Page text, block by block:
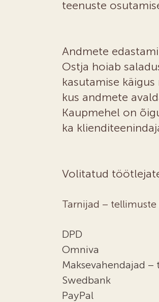
teenuste
Andmete
Ostja hoiab
kasutamise
kus andmete
Kaupmehel on
ka
Volitatud
Tarnijad –
DPD
Omniva
Maksevahendajad –
Swedbank
PayPal